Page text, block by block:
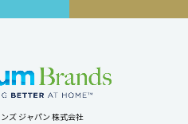
ズ ジャパン 株式会社